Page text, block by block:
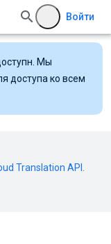
Войти
Мы
доступа ко всем
Translation API